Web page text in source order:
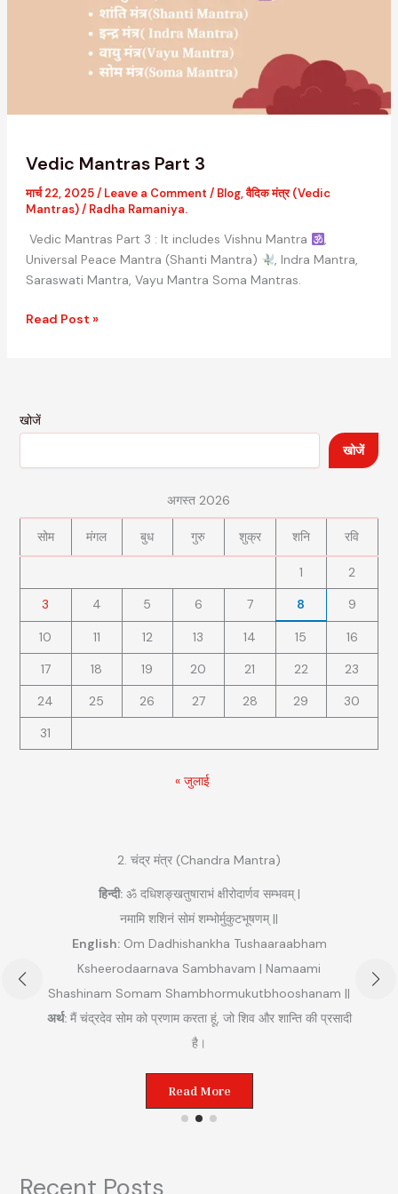
Vedic Mantras Part 3
मार्च 22, 2025/ Leave a Comment / Blog,वैदिक मंत्र (Vedic
Mantras)/ Radha Ramaniya.
Vedic Mantras Part 3 : It includes Vishnu Mantra
,
Universal Peace Mantra (Shanti Mantra)
, Indra Mantra,
Saraswati Mantra, Vayu Mantra Soma Mantras.
Read Post »
खोजें
खोजें
अगस्त 2026
सोम मंगल बुध गुरु शुक्र शनि रवि
1
2
3
4 5 6 7 8 9
10 11 12 13 14 15
16
17
18 19 20 21 22
23
24
25 26 27 28 29
30
31
« जुलाई
2. चंद्र मंत्र (Chandra Mantra)
हिन्दी:ॐ दधिशङ्खतुषाराभं क्षीरोदार्णव सम्भवम् |
नमामि शशिनं सोमं शम्भोर्मुकुटभूषणम् ||
English:Om Dadhishankha Tushaaraabham
Ksheerodaarnava Sambhavam | Namaami
Shashinam Somam Shambhormukutbhooshanam ||
अर्थ:मैं चंद्रदेव सोम को प्रणाम करता हूं, जो शिव और शान्ति की प्रसादी
है।
Read More
Recent Posts